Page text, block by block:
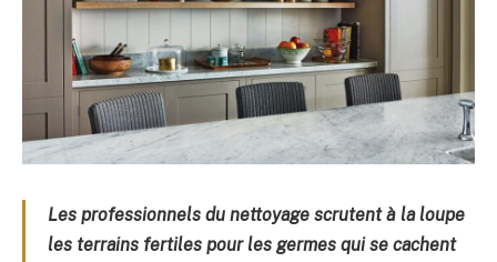
Les professionnels du nettoyage scrutent à la loupe
les terrains fertiles pour les germes qui se cachent